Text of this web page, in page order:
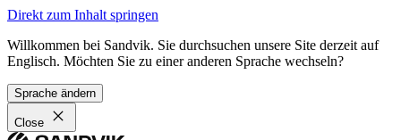
Direkt zum Inhalt springen
Willkommen bei Sandvik. Sie durchsuchen unsere Site derzeit auf
Englisch. Möchten Sie zu einer anderen Sprache wechseln?
Sprache ändern
Close